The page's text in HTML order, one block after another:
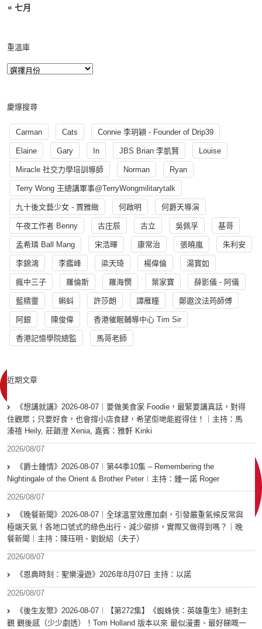
« 七月
重溫庫
慶爆搜尋
Carman Cats Connie 李玥穎 - Founder of Drip39
Elaine Gary In JBS Brian 李凱賢 Louise
Miracle 社交力學培訓導師 Norman Ryan
Terry Wong 王總講軍事@TerryWongmilitarytalk
九十後文藝少女 - 賈雅緻 何啟明 何爵天導演
午夜工作者 Benny 古庄辰 古立 吳佩孚 基哥
孟希璘 Ball Mang 宋浩暉 康常治 張曉嵐 朱利安
李錦鴻 李鑑峰 梁天琦 楊偉倫 湯寳如
瘋中三子 羅倫斯 羅海憫 葉家寶 薛影儀 - 阿儀
藍精靈 蝌蚪 許莎朗 譚雁瞳 鄭遨汶法筠師傅
阿銀 陳俊偉 香港催眠輔導中心 Tim Sir
香港記憶學院總監 馬哥老師
近期文章
《想講就講》2026-08-07｜要做美食家 Foodie，最緊要講真話，對得
住觀眾；只要好食，也會撐小店食肆，希望佢哋能捱得住！｜主持：馬
溱禧 Heily, 莊韻澄 Xenia, 嘉賓：雅軒 Kinki
2026/08/07
《爵士鍾情》2026-08-07︱第44季10集 – Remembering the
Nightingale of the Orient & Brother Peter︱主持：鍾一諾 Roger
2026/08/07
《晚餐新聞》2026-08-07｜全球溫室效應加劇，引發嚴重氣候反常與
極端天氣！各地口號式的綠色出行、減少碳排，實際又做得到嗎？｜晚
餐新聞｜主持：陳珏明、劉銳紹（夫子）
2026/08/07
《恩典時刻：聖樂漫遊》2026年8月07日 主持：以諾
2026/08/07
《後生友聚》2026-08-07︱【第272集】《蜘蛛俠：英雄重生》絕對主
觀 觀後感（少少劇透）！Tom Holland 版本以來 最似漫畫、最好睇嘅一